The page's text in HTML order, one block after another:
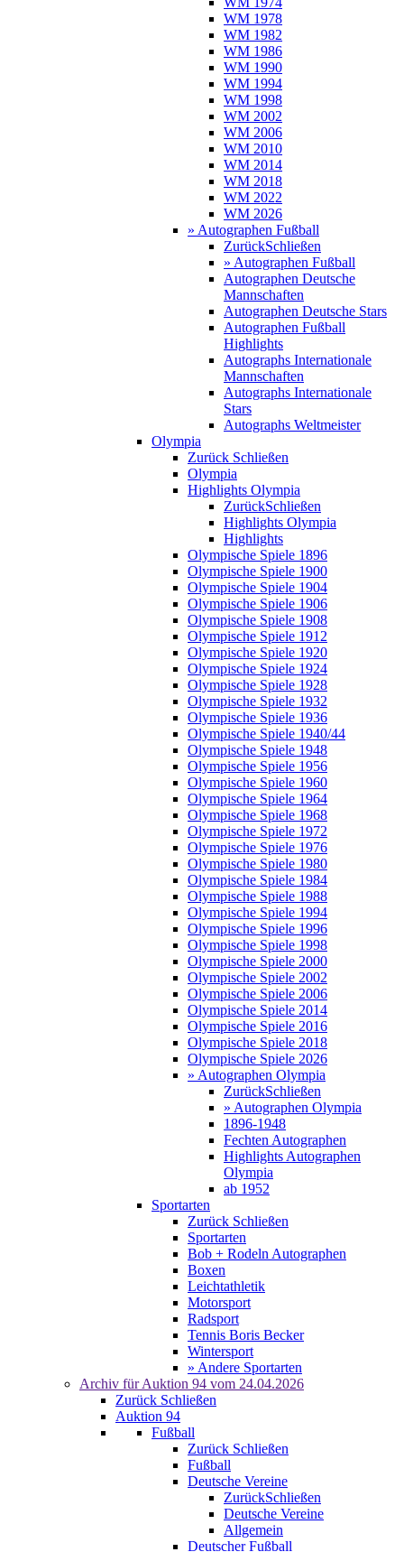
WM 1978
WM 1982
WM 1986
WM 1990
WM 1994
WM 1998
WM 2002
WM 2006
WM 2010
WM 2014
WM 2018
WM 2022
WM 2026
» Autographen Fußball
ZurückSchließen
» Autographen Fußball
Autographen Deutsche
Mannschaften
Autographen Deutsche Stars
Autographen Fußball
Highlights
Autographs Internationale
Mannschaften
Autographs Internationale
Stars
Autographs Weltmeister
Olympia
Zurück Schließen
Olympia
Highlights Olympia
ZurückSchließen
Highlights Olympia
Highlights
Olympische Spiele 1896
Olympische Spiele 1900
Olympische Spiele 1904
Olympische Spiele 1906
Olympische Spiele 1908
Olympische Spiele 1912
Olympische Spiele 1920
Olympische Spiele 1924
Olympische Spiele 1928
Olympische Spiele 1932
Olympische Spiele 1936
Olympische Spiele 1940/44
Olympische Spiele 1948
Olympische Spiele 1956
Olympische Spiele 1960
Olympische Spiele 1964
Olympische Spiele 1968
Olympische Spiele 1972
Olympische Spiele 1976
Olympische Spiele 1980
Olympische Spiele 1984
Olympische Spiele 1988
Olympische Spiele 1994
Olympische Spiele 1996
Olympische Spiele 1998
Olympische Spiele 2000
Olympische Spiele 2002
Olympische Spiele 2006
Olympische Spiele 2014
Olympische Spiele 2016
Olympische Spiele 2018
Olympische Spiele 2026
» Autographen Olympia
ZurückSchließen
» Autographen Olympia
1896-1948
Fechten Autographen
Highlights Autographen
Olympia
ab 1952
Sportarten
Zurück Schließen
Sportarten
Bob + Rodeln Autographen
Boxen
Leichtathletik
Motorsport
Radsport
Tennis Boris Becker
Wintersport
» Andere Sportarten
Archiv für Auktion 94 vom 24.04.2026
Zurück Schließen
Auktion 94
Fußball
Zurück Schließen
Fußball
Deutsche Vereine
ZurückSchließen
Deutsche Vereine
Allgemein
Deutscher Fußball